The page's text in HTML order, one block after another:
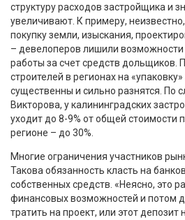
структуру расходов застройщика и
увеличивают. К примеру,
покупку земли, изыскания,
– девелоперов лишили возможности
работы за счет средств дольщиков.
строителей в регионах на
существенны и сильно разнятся. По
Викторова, у калининградских
уходит до 8-9% от общей стоимости
регионе – до 30%.
Многие ограничения участников
Такова обязанность класть на
собственных средств. «Неясно, это
финансовых возможностей и потом
тратить на проект, или этот